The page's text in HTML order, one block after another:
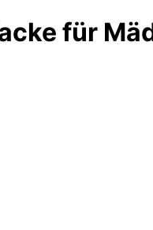
für